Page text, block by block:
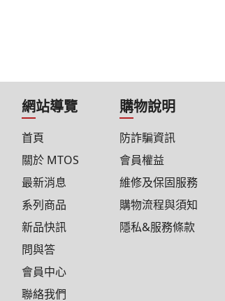
網站導覽
首頁
關於 MTOS
最新消息
系列商品
新品快訊
問與答
會員中心
聯絡我們
購物說明
防詐騙資訊
會員權益
維修及保固服務
購物流程與須知
隱私&服務條款